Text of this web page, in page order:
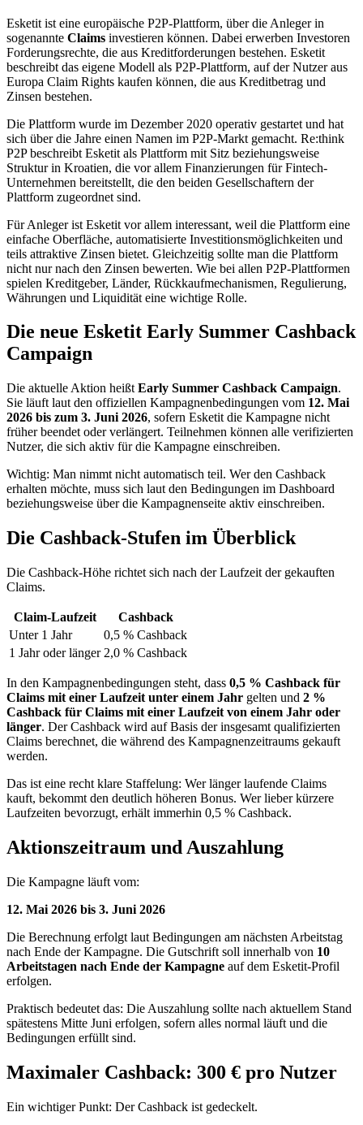
Esketit ist eine europäische P2P-Plattform, über die Anleger in
sogenannte Claims investieren können. Dabei erwerben Investoren
Forderungsrechte, die aus Kreditforderungen bestehen. Esketit
beschreibt das eigene Modell als P2P-Plattform, auf der Nutzer aus
Europa Claim Rights kaufen können, die aus Kreditbetrag und
Zinsen bestehen.
Die Plattform wurde im Dezember 2020 operativ gestartet und hat
sich über die Jahre einen Namen im P2P-Markt gemacht. Re:think
P2P beschreibt Esketit als Plattform mit Sitz beziehungsweise
Struktur in Kroatien, die vor allem Finanzierungen für Fintech-
Unternehmen bereitstellt, die den beiden Gesellschaftern der
Plattform zugeordnet sind.
Für Anleger ist Esketit vor allem interessant, weil die Plattform eine
einfache Oberfläche, automatisierte Investitionsmöglichkeiten und
teils attraktive Zinsen bietet. Gleichzeitig sollte man die Plattform
nicht nur nach den Zinsen bewerten. Wie bei allen P2P-Plattformen
spielen Kreditgeber, Länder, Rückkaufmechanismen, Regulierung,
Währungen und Liquidität eine wichtige Rolle.
Die neue Esketit Early Summer Cashback
Campaign
Die aktuelle Aktion heißt Early Summer Cashback Campaign.
Sie läuft laut den offiziellen Kampagnenbedingungen vom 12. Mai
2026 bis zum 3. Juni 2026, sofern Esketit die Kampagne nicht
früher beendet oder verlängert. Teilnehmen können alle verifizierten
Nutzer, die sich aktiv für die Kampagne einschreiben.
Wichtig: Man nimmt nicht automatisch teil. Wer den Cashback
erhalten möchte, muss sich laut den Bedingungen im Dashboard
beziehungsweise über die Kampagnenseite aktiv einschreiben.
Die Cashback-Stufen im Überblick
Die Cashback-Höhe richtet sich nach der Laufzeit der gekauften
Claims.
Claim-Laufzeit
Cashback
Unter 1 Jahr
0,5 % Cashback
1 Jahr oder länger 2,0 % Cashback
In den Kampagnenbedingungen steht, dass 0,5 % Cashback für
Claims mit einer Laufzeit unter einem Jahr gelten und 2 %
Cashback für Claims mit einer Laufzeit von einem Jahr oder
länger. Der Cashback wird auf Basis der insgesamt qualifizierten
Claims berechnet, die während des Kampagnenzeitraums gekauft
werden.
Das ist eine recht klare Staffelung: Wer länger laufende Claims
kauft, bekommt den deutlich höheren Bonus. Wer lieber kürzere
Laufzeiten bevorzugt, erhält immerhin 0,5 % Cashback.
Aktionszeitraum und Auszahlung
Die Kampagne läuft vom:
12. Mai 2026 bis 3. Juni 2026
Die Berechnung erfolgt laut Bedingungen am nächsten Arbeitstag
nach Ende der Kampagne. Die Gutschrift soll innerhalb von 10
Arbeitstagen nach Ende der Kampagne auf dem Esketit-Profil
erfolgen.
Praktisch bedeutet das: Die Auszahlung sollte nach aktuellem Stand
spätestens Mitte Juni erfolgen, sofern alles normal läuft und die
Bedingungen erfüllt sind.
Maximaler Cashback: 300 € pro Nutzer
Ein wichtiger Punkt: Der Cashback ist gedeckelt.